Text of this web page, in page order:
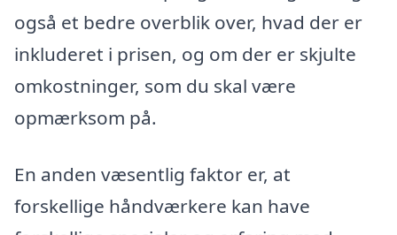
også et bedre overblik over, hvad der er
inkluderet i prisen, og om der er skjulte
omkostninger, som du skal være
opmærksom på.
En anden væsentlig faktor er, at
forskellige håndværkere kan have